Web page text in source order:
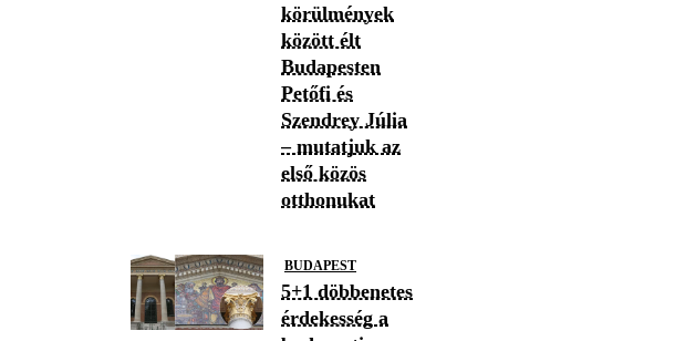
körülmények
között élt
Budapesten
Petőfi és
Szendrey Júlia
– mutatjuk az
első közös
otthonukat
BUDAPEST
5+1 döbbenetes
érdekesség a